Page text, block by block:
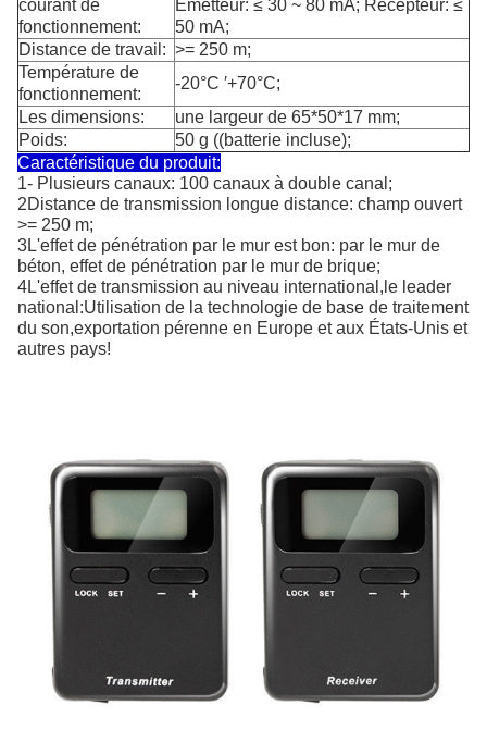
courant de
fonctionnement:
Émetteur: ≤ 30 ~ 80 mA; Récepteur: ≤
50 mA;
Distance de travail: >= 250 m;
Température de
fonctionnement:
-20°C ′+70°C;
Les dimensions:
une largeur de 65*50*17 mm;
Poids:
50 g ((batterie incluse);
Caractéristique du produit:
1- Plusieurs canaux: 100 canaux à double canal;
2Distance de transmission longue distance: champ ouvert
>= 250 m;
3L'effet de pénétration par le mur est bon: par le mur de
béton, effet de pénétration par le mur de brique;
4L'effet de transmission au niveau international,le leader
national:Utilisation de la technologie de base de traitement
du son,exportation pérenne en Europe et aux États-Unis et
autres pays!